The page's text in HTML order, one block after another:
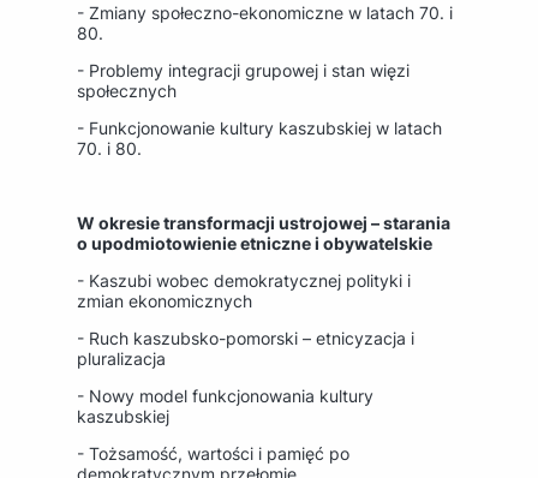
- Zmiany społeczno-ekonomiczne w latach 70. i
80.
- Problemy integracji grupowej i stan więzi
społecznych
- Funkcjonowanie kultury kaszubskiej w latach
70. i 80.
W okresie transformacji ustrojowej – starania
o upodmiotowienie etniczne i obywatelskie
- Kaszubi wobec demokratycznej polityki i
zmian ekonomicznych
- Ruch kaszubsko-pomorski – etnicyzacja i
pluralizacja
- Nowy model funkcjonowania kultury
kaszubskiej
- Tożsamość, wartości i pamięć po
demokratycznym przełomie